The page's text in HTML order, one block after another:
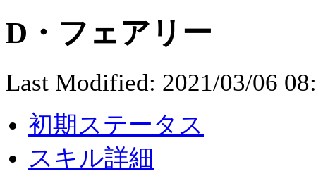
D・フェアリー
Last Modified: 2021/03/06
初期ステータス
スキル詳細